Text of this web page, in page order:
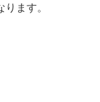
ます。